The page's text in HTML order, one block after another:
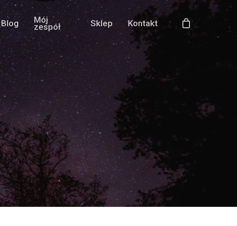
Blog Mój
zespół Sklep Kontakt